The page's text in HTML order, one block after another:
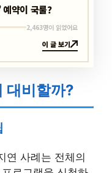
예약이 국룰?
2,463명이 읽었어요
이 글 보기
대비할까?
연 사례는 전체의